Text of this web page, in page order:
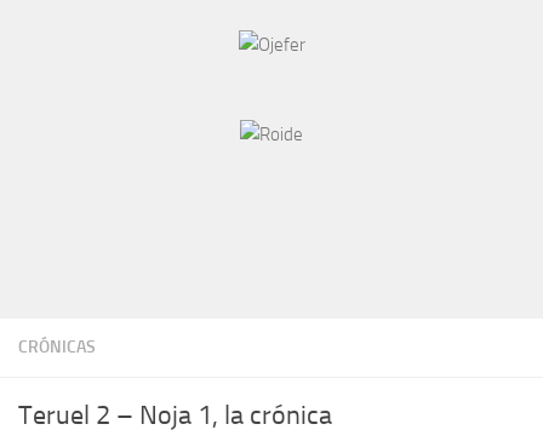
CRÓNICAS
Teruel 2 – Noja 1, la crónica